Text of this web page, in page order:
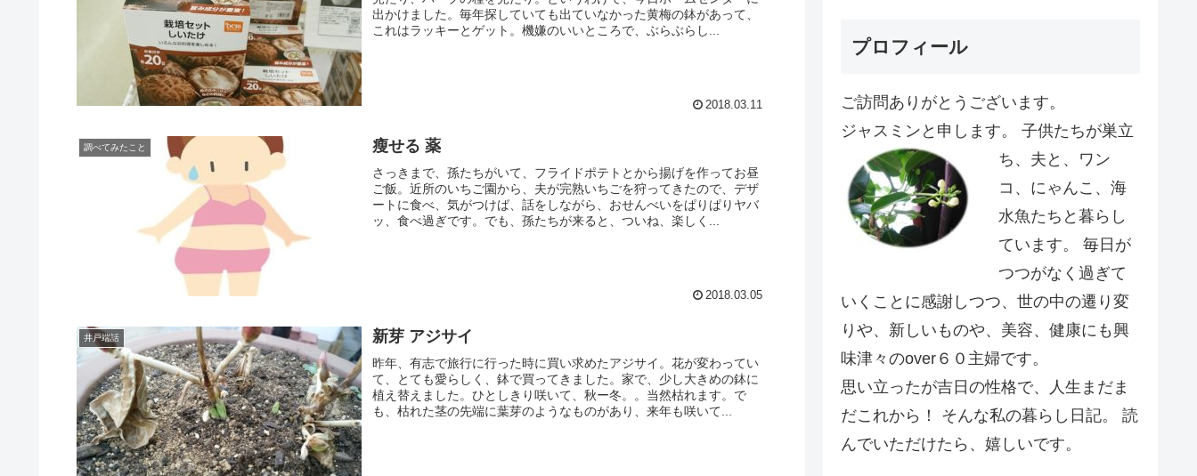
出かけました。毎年探していても出ていなかった黄梅の鉢があって、
これはラッキーとゲット。機嫌のいいところで、ぶらぶらし...
2018.03.11
調べてみたこと 瘦せる 薬
さっきまで、孫たちがいて、フライドポテトとから揚げを作ってお昼
ご飯。近所のいちご園から、夫が完熟いちごを狩ってきたので、デザ
ートに食べ、気がつけば、話をしながら、おせんべいをぱりぱりヤバ
ッ、食べ過ぎです。でも、孫たちが来ると、ついね、楽しく...
2018.03.05
井戸端話 新芽 アジサイ
昨年、有志で旅行に行った時に買い求めたアジサイ。花が変わってい
て、とても愛らしく、鉢で買ってきました。家で、少し大きめの鉢に
植え替えました。ひとしきり咲いて、秋ー冬。。当然枯れます。で
も、枯れた茎の先端に葉芽のようなものがあり、来年も咲いて...
プロフィール
ご訪問ありがとうございます。
ジャスミンと申します。 子供たちが巣立
ち、夫と、ワン
コ、にゃんこ、海
水魚たちと暮らし
ています。 毎日が
つつがなく過ぎて
いくことに感謝しつつ、世の中の遷り変
りや、新しいものや、美容、健康にも興
味津々のover６０主婦です。
思い立ったが吉日の性格で、人生まだま
だこれから！ そんな私の暮らし日記。 読
んでいただけたら、嬉しいです。